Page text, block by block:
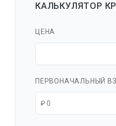
КАЛЬКУЛЯТОР
ЦЕНА
ПЕРВОНАЧАЛЬНЫЙ